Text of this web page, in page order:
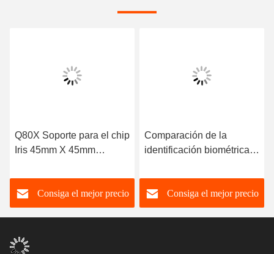
Q80X Soporte para el chip
Iris 45mm X 45mm
reconocimiento
Consiga el mejor precio
Comparación de la
identificación biométrica
almacenamiento cifrado
Consiga el mejor precio